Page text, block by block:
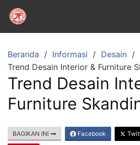
Beranda Informasi
Desain
Trend Desain Interior & Furniture
Trend Desain
Furniture
BAGIKAN INI Facebook